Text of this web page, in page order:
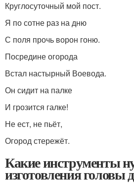
Круглосуточный мой пост.
Я по сотне раз на дню
С поля прочь ворон гоню.
Посредине огорода
Встал настырный Воевода.
Он сидит на палке
И грозится галке!
Не ест, не пьёт,
Огород стережёт.
Какие инструменты
изготовления головы